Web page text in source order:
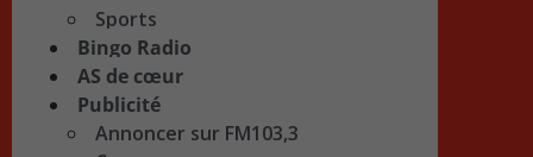
Sports
Bingo Radio
AS de cœur
Publicité
Annoncer sur FM103,3